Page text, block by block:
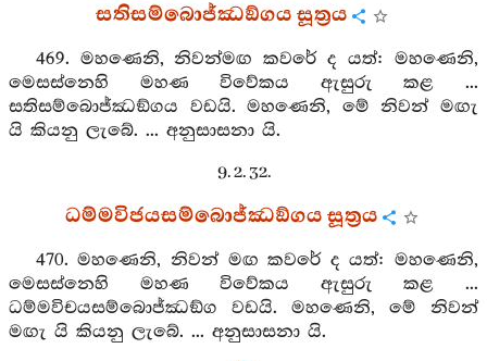
සතිසම්බොජ්ඣඞ්ගය සූත්‍රය
469. මහණෙනි, නිවන්මඟ කවරේ ද යත්: මහණෙනි,
මෙසස්නෙහි මහණ විවේකය ඇසුරු කළ ...
සතිසම්බොජ්ඣඞ්ගය වඩයි. මහණෙනි, මේ නිවන් මඟැ
යි කියනු ලැබේ. ... අනුසාසනා යි.
9. 2. 32.
ධම්මවිජයසම්බොජ්ඣඞ්ගය සූත්‍රය
470. මහණෙනි, නිවන් මඟ කවරේ ද යත්: මහණෙනි,
මෙසස්නෙහි මහණ විවේකය ඇසුරු කළ ...
ධම්මවිචයසම්බොජ්ඣඞ්ග වඩයි. මහණෙනි, මේ නිවන්
මඟැ යි කියනු ලැබේ. ... අනුසාසනා යි.